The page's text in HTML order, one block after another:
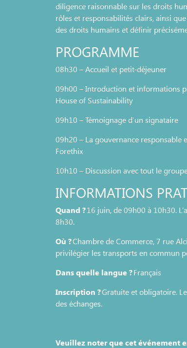
diligence raisonnable sur les droits
rôles et responsabilités clairs, ainsi
des droits humains et définir
PROGRAMME
08h30 – Accueil et petit-déjeuner
09h00 – Introduction et informations
House of Sustainability
09h10 – Témoignage d’un signataire
09h20 – La gouvernance
Forethix
10h10 – Discussion avec tout le
INFORMATIONS
Quand ?16 juin, de 09h00 à 10h30.
8h30.
Où ?Chambre de Commerce, 7 rue
privilégier les transports en commun
Dans quelle langue ?Français
Inscription ?Gratuite et obligatoire.
des échanges.
Veuillez noter que cet événement